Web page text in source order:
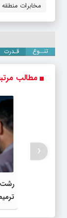
مخابرات منطقه
مطالب
رشت
‹